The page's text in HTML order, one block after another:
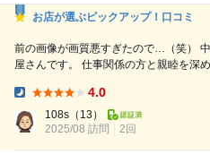
お店が選ぶピックアップ！口コミ
前の画像が画質悪すぎたので…（笑） 中国人のママさんが営む中華料理
屋さんです。 仕事関係の方と親睦を深めるとき 利用させてもらう(今は職
り、1番は茄子の山椒揚げ。 おすすめです❤ 前の職場の近くのお店で過去
には何度もお世話になっていたのです
4.0
108s （13）
2025/08 訪問
2回